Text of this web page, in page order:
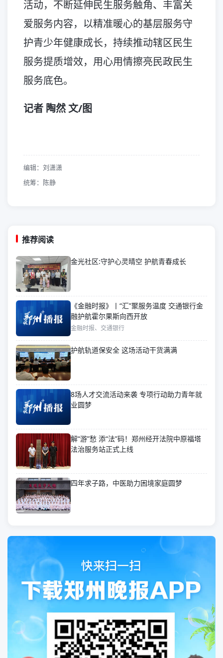
活动，不断延伸民生服务触角、丰富关
爱服务内容，以精准暖心的基层服务守
护青少年健康成长，持续推动辖区民生
服务提质增效，用心用情擦亮民政民生
服务底色。
记者 陶然 文/图
编辑：刘潇潇
统筹：陈静
推荐阅读
金光社区:守护心灵晴空 护航青春成长
《金融时报》丨“汇”聚服务温度 交通银行金
融护航霍尔果斯向西开放
金融时报、交通银行
护航轨道保安全 这场活动干货满满
8场人才交流活动来袭 专项行动助力青年就
业圆梦
解“游”愁 添“法”码！郑州经开法院中原福塔
法治服务站正式上线
四年求子路，中医助力困境家庭圆梦